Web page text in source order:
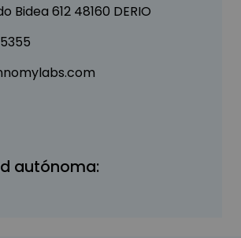
Bidea 612 48160 DERIO
autónoma: